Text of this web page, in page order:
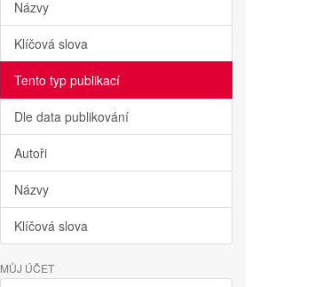
Názvy
Klíčová slova
Tento typ publikací
Dle data publikování
Autoři
Názvy
Klíčová slova
MŮJ ÚČET